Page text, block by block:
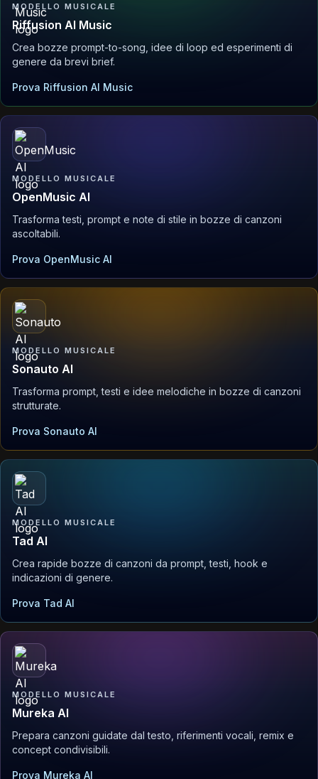
MODELLO MUSICALE
Riffusion AI Music
Crea bozze prompt-to-song, idee di loop ed esperimenti di
genere da brevi brief.
Prova Riffusion AI Music
MODELLO MUSICALE
OpenMusic AI
Trasforma testi, prompt e note di stile in bozze di canzoni
ascoltabili.
Prova OpenMusic AI
MODELLO MUSICALE
Sonauto AI
Trasforma prompt, testi e idee melodiche in bozze di canzoni
strutturate.
Prova Sonauto AI
MODELLO MUSICALE
Tad AI
Crea rapide bozze di canzoni da prompt, testi, hook e
indicazioni di genere.
Prova Tad AI
MODELLO MUSICALE
Mureka AI
Prepara canzoni guidate dal testo, riferimenti vocali, remix e
concept condivisibili.
Prova Mureka AI